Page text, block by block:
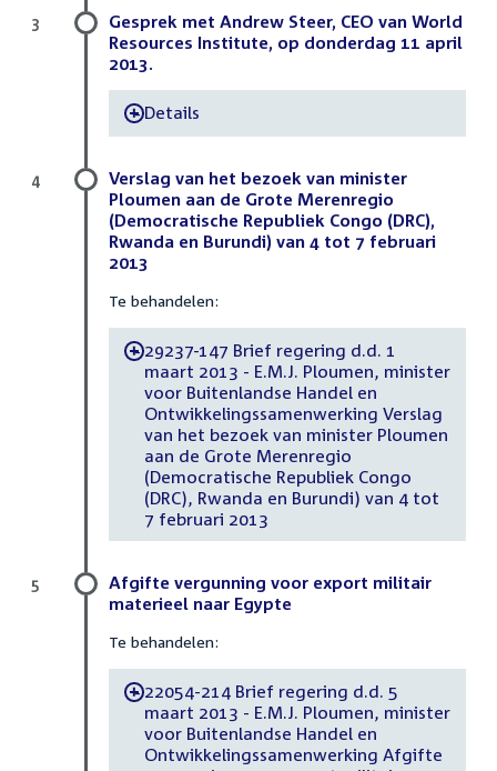
Gesprek met Andrew Steer, CEO van World
Resources Institute, op donderdag 11 april
2013.
-Details
3
Verslag van het bezoek van minister
Ploumen aan de Grote Merenregio
(Democratische Republiek Congo (DRC),
Rwanda en Burundi) van 4 tot 7 februari
2013
Te behandelen:
-29237-147 Brief regering d.d. 1
maart 2013 - E.M.J. Ploumen, minister
voor Buitenlandse Handel en
Ontwikkelingssamenwerking Verslag
van het bezoek van minister Ploumen
aan de Grote Merenregio
(Democratische Republiek Congo
(DRC), Rwanda en Burundi) van 4 tot
7 februari 2013
4
Afgifte vergunning voor export militair
materieel naar Egypte
Te behandelen:
-22054-214 Brief regering d.d. 5
maart 2013 - E.M.J. Ploumen, minister
voor Buitenlandse Handel en
Ontwikkelingssamenwerking Afgifte
5